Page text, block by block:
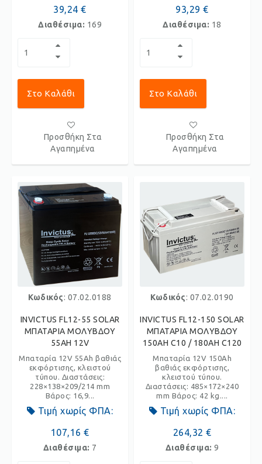
39,24 €
Διαθέσιμα: 169
Στο Καλάθι
Προσθήκη Στα
Αγαπημένα
93,29 €
Διαθέσιμα: 18
Στο Καλάθι
Προσθήκη Στα
Αγαπημένα
Κωδικός: 07.02.0188
INVICTUS FL12-55 SOLAR
ΜΠΑΤΑΡΙΑ ΜΟΛΥΒΔΟΥ
55AH 12V
Μπαταρία 12V 55Ah βαθιάς
εκφόρτισης, κλειστού
τύπου. Διαστάσεις:
228×138×209/214 mm
Βάρος: 16,9...
Τιμή χωρίς ΦΠΑ:
107,16 €
Διαθέσιμα: 7
Κωδικός: 07.02.0190
INVICTUS FL12-150 SOLAR
ΜΠΑΤΑΡΙΑ ΜΟΛΥΒΔΟΥ
150AH C10 / 180AH C120
Μπαταρία 12V 150Ah
βαθιάς εκφόρτισης,
κλειστού τύπου.
Διαστάσεις: 485×172×240
mm Βάρος: 42 kg....
Τιμή χωρίς ΦΠΑ:
264,32 €
Διαθέσιμα: 9